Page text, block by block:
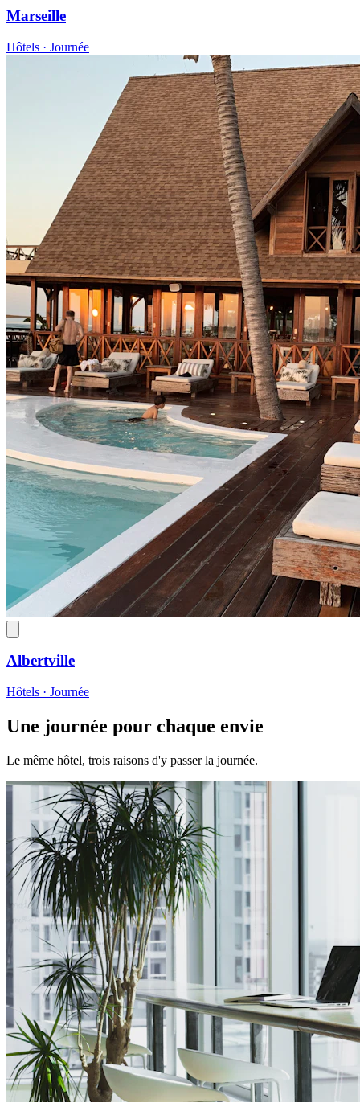
Marseille
Hôtels · Journée
Albertville
Hôtels · Journée
Une journée pour chaque envie
Le même hôtel, trois raisons d'y passer la journée.